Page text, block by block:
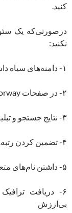
کنید.
درصورتی‌که یک
نکنید:
۱- دامنه‌های سیاه داشته باشد.
۲- در صفحات Doorway مشتریان دیگر لینک قرار داده باشد.
۳- نتایج جستجو و تبلیغات را هم ارزش بداند.
۴- تضمین کردن رتبه‌های بالای موتورهای جستجو
۵- داشتن نام‌های متعدد و غیرواقعی بودن مشخصات Who.is
۶- دریافت
بی‌ارزش